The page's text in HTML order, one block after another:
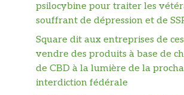
psilocybine pour traiter les
souffrant de dépression et de
Square dit aux entreprises de
vendre des produits à base de
de CBD à la lumière de la
interdiction fédérale